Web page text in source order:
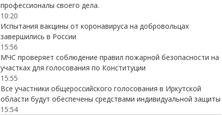
профессионалы своего дела.
10:20
Испытания вакцины от коронавируса на добровольцах
завершились в России
15:56
МЧС проверяет соблюдение правил пожарной безопасности на
участках для голосования по Конституции
15:55
Все участники общероссийского голосования в Иркутской
области будут обеспечены средствами индивидуальной защиты
15:54